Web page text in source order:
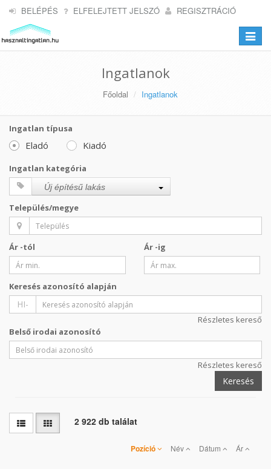
BELÉPÉS ELFELEJTETT JELSZÓ REGISZTRÁCIÓ
Toggle
Ingatlanok
Főoldal Ingatlanok
Ingatlan típusa
Eladó Kiadó
Ingatlan kategória
Új építésű lakás
Település/megye
Ár -tól Ár -ig
Keresés azonosító alapján
HI-
Részletes kereső
Belső irodai azonosító
Részletes kereső
Keresés
2 922 db találat
Pozíció Név Dátum Ár